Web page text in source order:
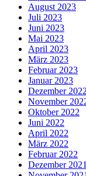
August 2023
Juli 2023
Juni 2023
Mai 2023
April 2023
März 2023
Februar 2023
Januar 2023
Dezember 2022
November
Oktober 2022
Juni 2022
April 2022
März 2022
Februar 2022
Dezember 2021